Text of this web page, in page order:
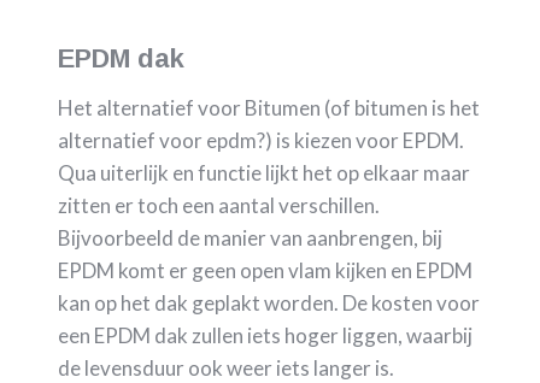
EPDM dak
Het alternatief voor Bitumen (of bitumen is het
alternatief voor epdm?) is kiezen voor EPDM.
Qua uiterlijk en functie lijkt het op elkaar maar
zitten er toch een aantal verschillen.
Bijvoorbeeld de manier van aanbrengen, bij
EPDM komt er geen open vlam kijken en EPDM
kan op het dak geplakt worden. De kosten voor
een EPDM dak zullen iets hoger liggen, waarbij
de levensduur ook weer iets langer is.